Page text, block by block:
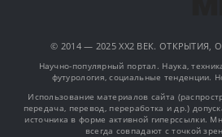
© 2014 — 2025 XX2 ВЕК.
Научно-популярный портал. Наука,
футурология, социальные тенденции.
Использование материалов сайта
передача, перевод, переработка и др.)
источника в форме активной гиперссылки.
всегда совпадают с точкой